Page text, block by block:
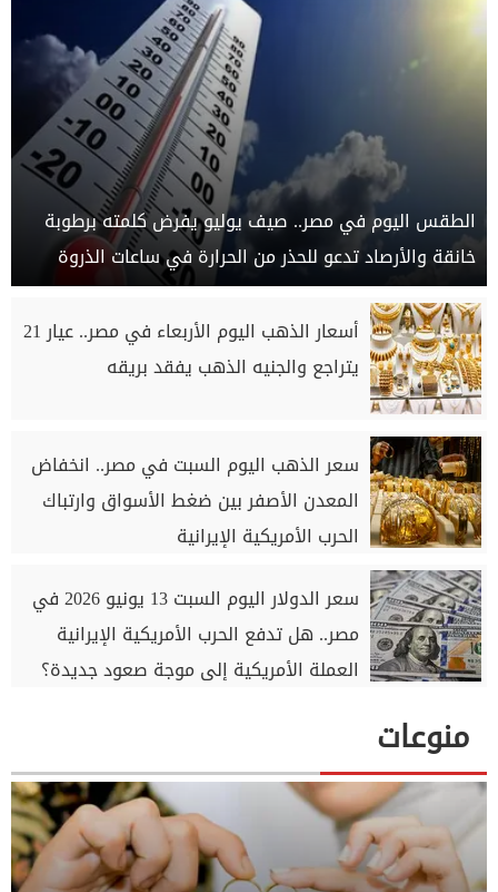
الطقس اليوم في مصر.. صيف يوليو يفرض كلمته برطوبة
خانقة والأرصاد تدعو للحذر من الحرارة في ساعات الذروة
أسعار الذهب اليوم الأربعاء في مصر.. عيار 21
يتراجع والجنيه الذهب يفقد بريقه
سعر الذهب اليوم السبت في مصر.. انخفاض
المعدن الأصفر بين ضغط الأسواق وارتباك
الحرب الأمريكية الإيرانية
سعر الدولار اليوم السبت 13 يونيو 2026 في
مصر.. هل تدفع الحرب الأمريكية الإيرانية
العملة الأمريكية إلى موجة صعود جديدة؟
منوعات